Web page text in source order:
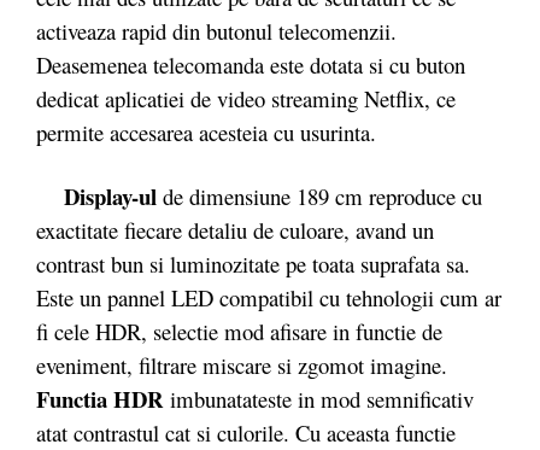
activeaza rapid din butonul telecomenzii.
Deasemenea telecomanda este dotata si cu buton
dedicat aplicatiei de video streaming Netflix, ce
permite accesarea acesteia cu usurinta.
Display-ul de dimensiune 189 cm reproduce cu
exactitate fiecare detaliu de culoare, avand un
contrast bun si luminozitate pe toata suprafata sa.
Este un pannel LED compatibil cu tehnologii cum ar
fi cele HDR, selectie mod afisare in functie de
eveniment, filtrare miscare si zgomot imagine.
Functia HDRimbunatateste in mod semnificativ
atat contrastul cat si culorile. Cu aceasta functie